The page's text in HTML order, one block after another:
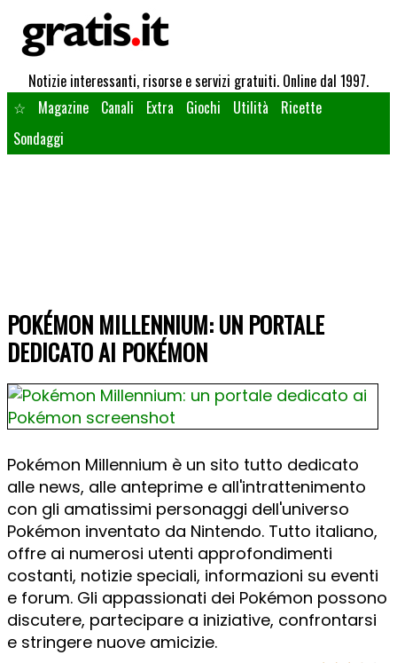
Notizie interessanti, risorse e servizi gratuiti. Online dal 1997.
☆
Magazine Canali Extra Giochi Utilità
Ricette
Sondaggi
POKÉMON MILLENNIUM: UN PORTALE
DEDICATO AI POKÉMON
Pokémon Millennium è un sito tutto dedicato
alle news, alle anteprime e all'intrattenimento
con gli amatissimi personaggi dell'universo
Pokémon inventato da Nintendo. Tutto italiano,
offre ai numerosi utenti approfondimenti
costanti, notizie speciali, informazioni su eventi
e forum. Gli appassionati dei Pokémon possono
discutere, partecipare a iniziative, confrontarsi
e stringere nuove amicizie.